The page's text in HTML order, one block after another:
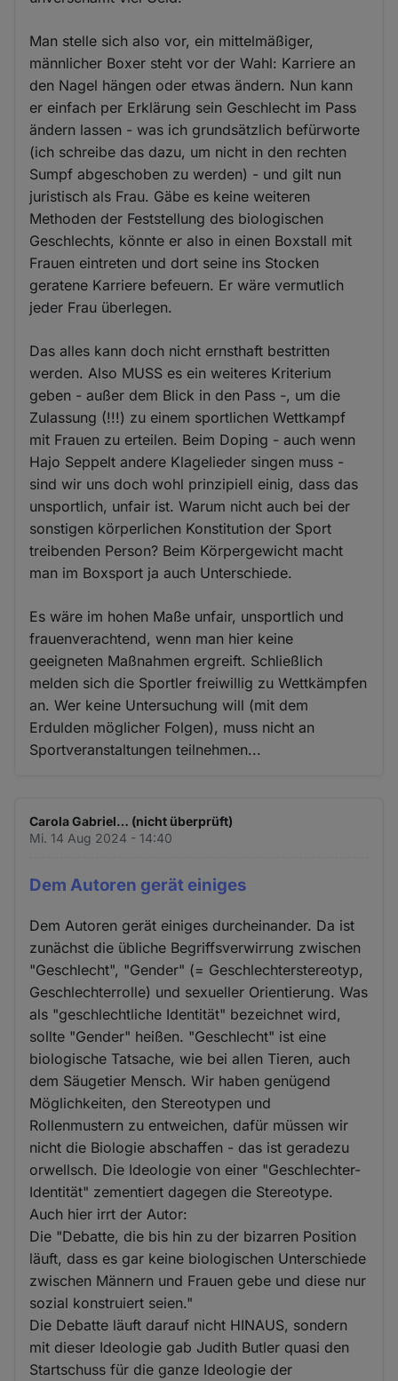
Man stelle sich also vor, ein mittelmäßiger,
männlicher Boxer steht vor der Wahl: Karriere an
den Nagel hängen oder etwas ändern. Nun kann
er einfach per Erklärung sein Geschlecht im Pass
ändern lassen - was ich grundsätzlich befürworte
(ich schreibe das dazu, um nicht in den rechten
Sumpf abgeschoben zu werden) - und gilt nun
juristisch als Frau. Gäbe es keine weiteren
Methoden der Feststellung des biologischen
Geschlechts, könnte er also in einen Boxstall mit
Frauen eintreten und dort seine ins Stocken
geratene Karriere befeuern. Er wäre vermutlich
jeder Frau überlegen.
Das alles kann doch nicht ernsthaft bestritten
werden. Also MUSS es ein weiteres Kriterium
geben - außer dem Blick in den Pass -, um die
Zulassung (!!!) zu einem sportlichen Wettkampf
mit Frauen zu erteilen. Beim Doping - auch wenn
Hajo Seppelt andere Klagelieder singen muss -
sind wir uns doch wohl prinzipiell einig, dass das
unsportlich, unfair ist. Warum nicht auch bei der
sonstigen körperlichen Konstitution der Sport
treibenden Person? Beim Körpergewicht macht
man im Boxsport ja auch Unterschiede.
Es wäre im hohen Maße unfair, unsportlich und
frauenverachtend, wenn man hier keine
geeigneten Maßnahmen ergreift. Schließlich
melden sich die Sportler freiwillig zu Wettkämpfen
an. Wer keine Untersuchung will (mit dem
Erdulden möglicher Folgen), muss nicht an
Sportveranstaltungen teilnehmen...
Carola Gabriel… (nicht überprüft)
Mi. 14 Aug 2024 - 14:40
Dem Autoren gerät einiges
Dem Autoren gerät einiges durcheinander. Da ist
zunächst die übliche Begriffsverwirrung zwischen
"Geschlecht", "Gender" (= Geschlechterstereotyp,
Geschlechterrolle) und sexueller Orientierung. Was
als "geschlechtliche Identität" bezeichnet wird,
sollte "Gender" heißen. "Geschlecht" ist eine
biologische Tatsache, wie bei allen Tieren, auch
dem Säugetier Mensch. Wir haben genügend
Möglichkeiten, den Stereotypen und
Rollenmustern zu entweichen, dafür müssen wir
nicht die Biologie abschaffen - das ist geradezu
orwellsch. Die Ideologie von einer "Geschlechter-
Identität" zementiert dagegen die Stereotype.
Auch hier irrt der Autor:
Die "Debatte, die bis hin zu der bizarren Position
läuft, dass es gar keine biologischen Unterschiede
zwischen Männern und Frauen gebe und diese nur
sozial konstruiert seien."
Die Debatte läuft darauf nicht HINAUS, sondern
mit dieser Ideologie gab Judith Butler quasi den
Startschuss für die ganze Ideologie der